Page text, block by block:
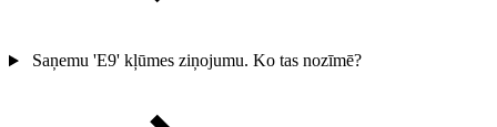
Saņemu 'E9' kļūmes ziņojumu. Ko tas nozīmē?